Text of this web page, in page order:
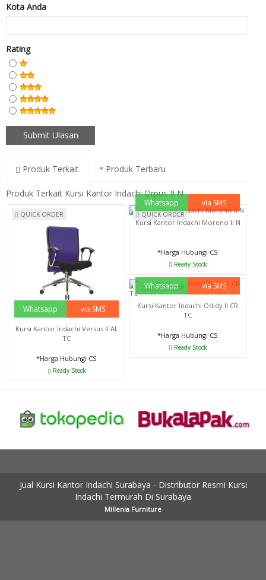
Kota Anda
Rating
Produk Terkait Produk Terbaru
Produk Terkait Kursi Kantor Indachi Orpus II N
QUICK ORDER
Whatsapp via SMS
Kursi Kantor Indachi Versus II AL
TC
*Harga Hubungi CS
Ready Stock
QUICK ORDER
Whatsapp via SMS
Kursi Kantor Indachi Moreno II N
*Harga Hubungi CS
Ready Stock
QUICK ORDER
Whatsapp via SMS
Kursi Kantor Indachi Odidy II CR
TC
*Harga Hubungi CS
Ready Stock
Jual Kursi Kantor Indachi Surabaya - Distributor Resmi Kursi
Indachi Termurah Di Surabaya
Millenia Furniture